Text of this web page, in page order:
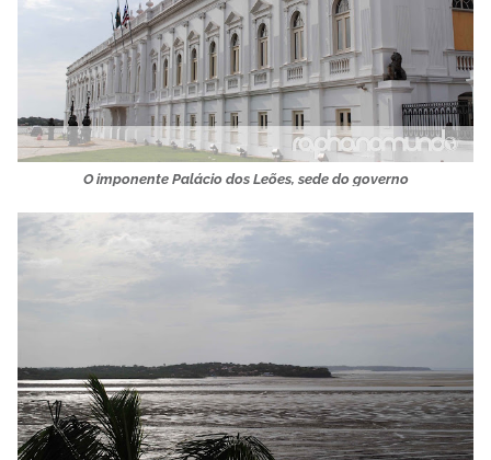
O imponente Palácio dos Leões, sede do governo